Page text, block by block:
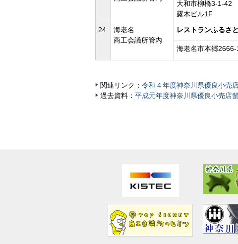
大和市柳橋3-1-42
露木ビル1F
24
海老名
商工会議所管内
レストランふるさと
海老名市本郷2666-
関連リンク： 令和４年度神奈川県優良小売
過去資料： 平成元年度神奈川県優良小売店